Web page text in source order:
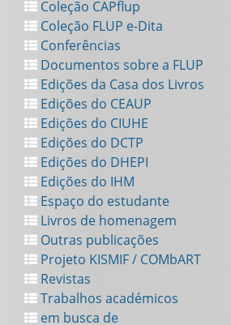
Coleção CAPflup
Coleção FLUP e-Dita
Conferências
Documentos sobre a FLUP
Edições da Casa dos Livros
Edições do CEAUP
Edições do CIUHE
Edições do DCTP
Edições do DHEPI
Edições do IHM
Espaço do estudante
Livros de homenagem
Outras publicações
Projeto KISMIF / COMbART
Revistas
Trabalhos académicos
em busca de